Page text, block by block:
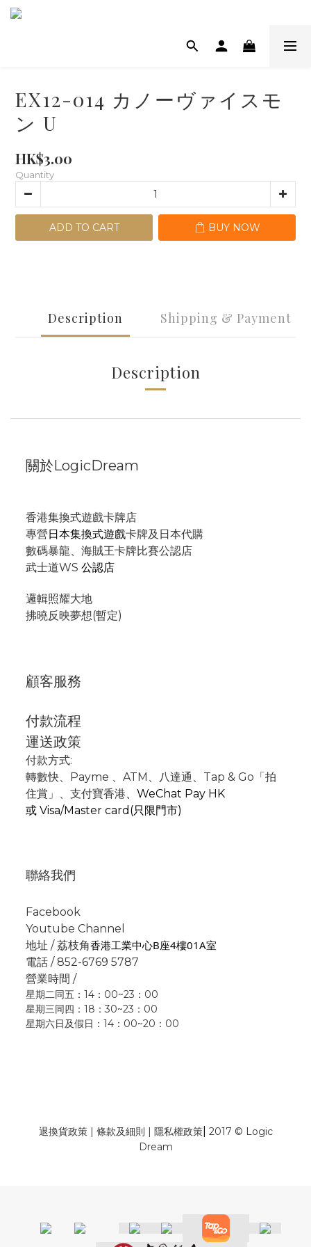
EX12-014 カノーヴァイスモ
ン U
HK$3.00
Quantity
ADD TO CART BUY NOW
Description Shipping & Payment
Description
關於LogicDream
香港集換式遊戲卡牌店
專營日本集換式遊戲卡牌及日本代購
數碼暴龍、海賊王卡牌比賽公認店
武士道WS 公認店
邏輯照耀大地
拂曉反映夢想(暫定)
顧客服務
付款流程
運送政策
付款方式:
轉數快、Payme 、 ATM 、
八達通、Tap & Go「拍
住賞」 、支付寶香港、 WeChat Pay HK
或 Visa/Master card(只限門市)
聯絡我們
Facebook
Youtube Channel
地址 / 荔枝角香港工業中心B座4樓01A室
電話 / 852-6769 5787
營業時間 /
星期二同五：14：00~23：00
星期三同四：18：30~23：00
星期六日及假日：14：00~20：00
退換貨政策| 條款及細則 | 隱私權政策| 2017 © Logic
Dream